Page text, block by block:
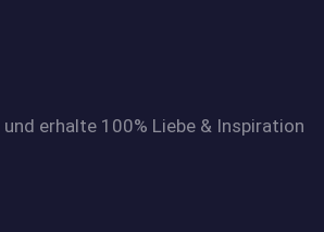
erhalte 100% Liebe & Inspiration